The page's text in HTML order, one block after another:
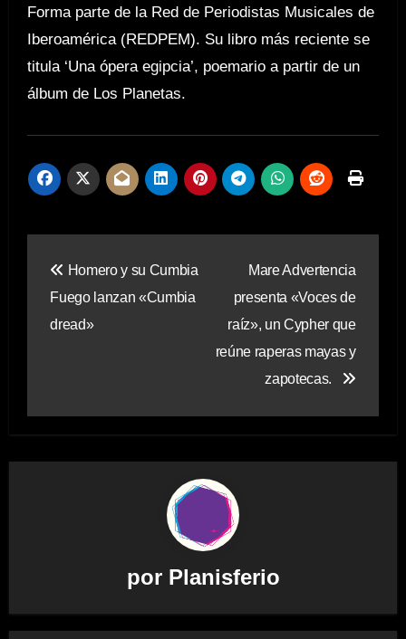
Forma parte de la Red de Periodistas Musicales de
Iberoamérica (REDPEM). Su libro más reciente se
titula ‘Una ópera egipcia’, poemario a partir de un
álbum de Los Planetas.
de
entradas
Homero y su Cumbia
Fuego lanzan «Cumbia
dread»
Mare Advertencia
presenta «Voces de
raíz», un Cypher que
reúne raperas mayas y
zapotecas.
por Planisferio